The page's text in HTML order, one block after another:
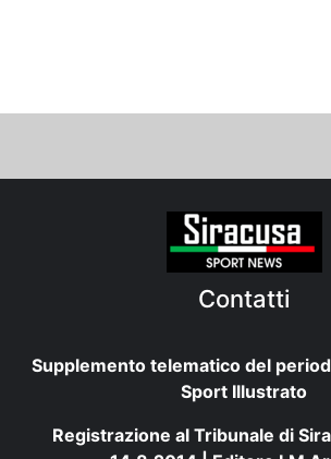
Contatti
Supplemento telematico del
Sport Illustrato
Registrazione al Tribunale di